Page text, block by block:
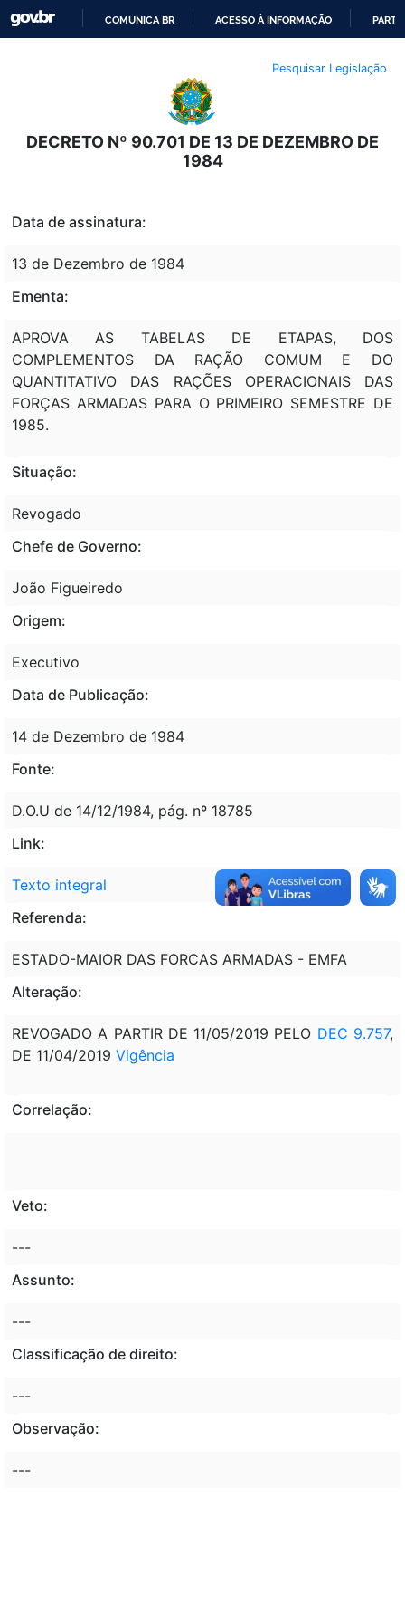
O
CONTEÚDO
COMUNICA BR ACESSO À INFORMAÇÃO
Pesquisar Legislação
DECRETO Nº 90.701 DE 13 DE DEZEMBRO DE
1984
Data de assinatura:
13 de Dezembro de 1984
Ementa:
APROVA AS TABELAS DE ETAPAS, DOS
COMPLEMENTOS DA RAÇÃO COMUM E DO
QUANTITATIVO DAS RAÇÕES OPERACIONAIS DAS
FORÇAS ARMADAS PARA O PRIMEIRO SEMESTRE DE
1985.
Situação:
Revogado
Chefe de Governo:
João Figueiredo
Origem:
Executivo
Data de Publicação:
14 de Dezembro de 1984
Fonte:
D.O.U de 14/12/1984, pág. nº 18785
Link:
Texto integral
Referenda:
ESTADO-MAIOR DAS FORCAS ARMADAS - EMFA
Alteração:
REVOGADO A PARTIR DE 11/05/2019 PELO DEC 9.757,
DE 11/04/2019 Vigência
Correlação:
Veto:
---
Assunto:
---
Classificação de direito:
---
Observação:
---